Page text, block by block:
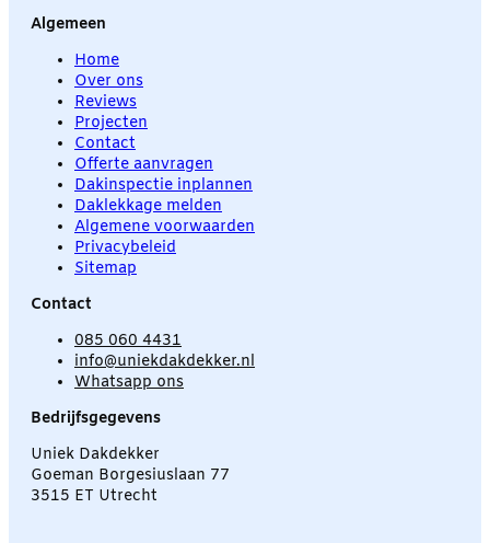
Algemeen
Home
Over ons
Reviews
Projecten
Contact
Offerte aanvragen
Dakinspectie inplannen
Daklekkage melden
Algemene voorwaarden
Privacybeleid
Sitemap
Contact
085 060 4431
info@uniekdakdekker.nl
Whatsapp ons
Bedrijfsgegevens
Uniek Dakdekker
Goeman Borgesiuslaan 77
3515 ET Utrecht